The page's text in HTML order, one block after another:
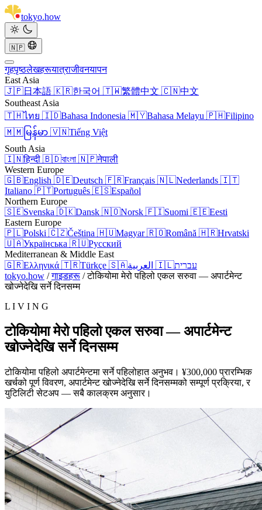
tokyo.how
🇳🇵
गृहपृष्ठलेखहरूयात्राजीवनयापन
East Asia
🇯🇵日本語 🇰🇷한국어 🇹🇼繁體中文 🇨🇳中文
Southeast Asia
🇹🇭ไทย 🇮🇩Bahasa Indonesia 🇲🇾Bahasa Melayu 🇵🇭Filipino
🇲🇲 မြန်မာ 🇻🇳Tiếng Việt
South Asia
🇮🇳हिन्दी 🇧🇩বাংলা 🇳🇵नेपाली
Western Europe
🇬🇧English 🇩🇪Deutsch 🇫🇷Français 🇳🇱Nederlands 🇮🇹
Italiano 🇵🇹Português 🇪🇸Español
Northern Europe
🇸🇪Svenska 🇩🇰Dansk 🇳🇴Norsk 🇫🇮Suomi 🇪🇪Eesti
Eastern Europe
🇵🇱Polski 🇨🇿Čeština 🇭🇺Magyar🇷🇴Română 🇭🇷Hrvatski
🇺🇦Українська 🇷🇺Русский
Mediterranean & Middle East
🇬🇷Ελληνικά 🇹🇷Türkçe 🇸🇦 🇮🇱עברית
tokyo.how / गाइडहरू / टोकियोमा मेरो पहिलो एकल सरुवा — अपार्टमेन्ट
खोज्नेदेखि सर्ने दिनसम्म
L I V I N G
टोकियोमा मेरो पहिलो एकल सरुवा — अपार्टमेन्ट
खोज्नेदेखि सर्ने दिनसम्म
टोकियोमा पहिलो अपार्टमेन्टमा सर्ने पहिलोहात अनुभव। ¥300,000 प्रारम्भिक
खर्चको पूर्ण विवरण, अपार्टमेन्ट खोज्नेदेखि सर्ने दिनसम्मको सम्पूर्ण प्रक्रिया, र
युटिलिटी सेटअप — सबै कालक्रम अनुसार।